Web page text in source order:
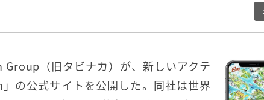
Group（旧タビナカ）が、新しいアクテ
の公式サイトを公開した。同社は世界